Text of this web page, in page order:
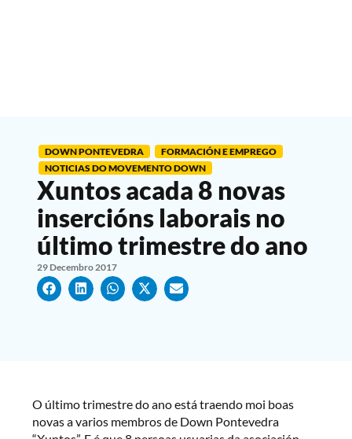
DOWN PONTEVEDRA
FORMACIÓN E EMPREGO
NOTICIAS DO MOVEMENTO DOWN
Xuntos acada 8 novas
insercións laborais no
último trimestre do ano
29 Decembro 2017
O último trimestre do ano está traendo moi boas
novas a varios membros de Down Pontevedra